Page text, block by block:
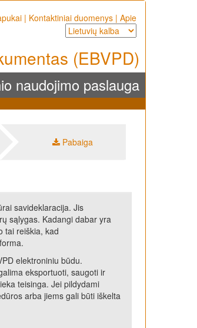
| Kontaktiniai duomenys | Apie
(EBVPD)
naudojimo paslauga
Pabaiga
savideklaracija. Jis
sąlygas. Kadangi dabar yra
tai reiškia, kad
elektroniniu būdu.
eksportuoti, saugoti ir
teisinga. Jei pildydami
arba jiems gali būti iškelta